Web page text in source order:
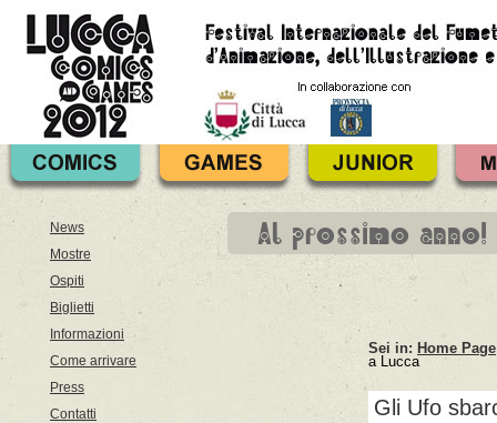
Al prossimo anno!
News
Mostre
Ospiti
Biglietti
Informazioni
Come arrivare
Press
Contatti
Sei in: Home Page
a Lucca
Gli Ufo